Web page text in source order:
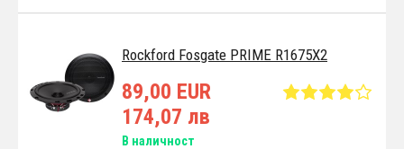
Rockford Fosgate PRIME R1675X2
89,00 EUR
174,07 лв
В наличност